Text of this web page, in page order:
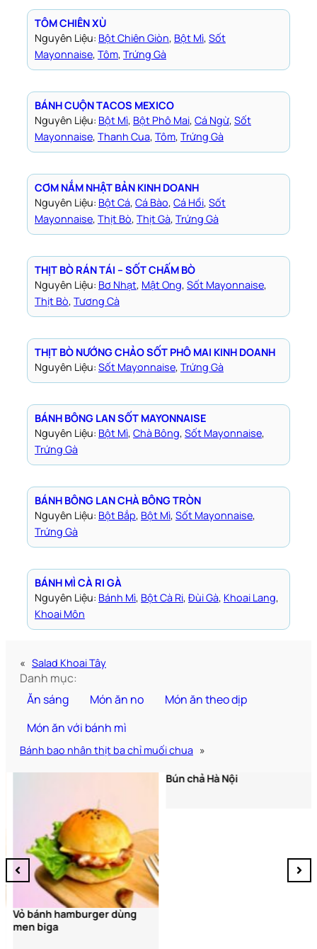
TÔM CHIÊN XÙ
Nguyên Liệu: Bột Chiên Giòn, Bột Mì, Sốt
Mayonnaise, Tôm, Trứng Gà
BÁNH CUỘN TACOS MEXICO
Nguyên Liệu: Bột Mì, Bột Phô Mai, Cá Ngừ, Sốt
Mayonnaise, Thanh Cua, Tôm, Trứng Gà
CƠM NẮM NHẬT BẢN KINH DOANH
Nguyên Liệu: Bột Cá, Cá Bào, Cá Hồi, Sốt
Mayonnaise, Thịt Bò, Thịt Gà, Trứng Gà
THỊT BÒ RÁN TÁI – SỐT CHẤM BÒ
Nguyên Liệu: Bơ Nhạt, Mật Ong, Sốt Mayonnaise
Thịt Bò, Tương Cà
THỊT BÒ NƯỚNG CHẢO SỐT PHÔ MAI KINH DOANH
Nguyên Liệu: Sốt Mayonnaise, Trứng Gà
BÁNH BÔNG LAN SỐT MAYONNAISE
Nguyên Liệu: Bột Mì, Chà Bông, Sốt Mayonnaise
Trứng Gà
BÁNH BÔNG LAN CHÀ BÔNG TRÒN
Nguyên Liệu: Bột Bắp, Bột Mì, Sốt Mayonnaise
Trứng Gà
BÁNH MÌ CÀ RI GÀ
Nguyên Liệu: Bánh Mì, Bột Cà Ri, Đùi Gà, Khoai Lang
Khoai Môn
« Salad Khoai Tây
Danh mục:
Ăn sáng
Món ăn no
Món ăn theo dịp
Món ăn với bánh mì
Bánh bao nhân thịt ba chỉ muối chua »
Vỏ bánh hamburger dùng
men biga
Bún chả Hà Nội